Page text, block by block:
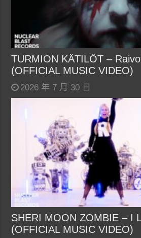
TURMION KÄTILÖT –
(OFFICIAL MUSIC VIDEO)
2026 年 7 月 30 日
SHERI MOON ZOMBIE – I
(OFFICIAL MUSIC VIDEO)